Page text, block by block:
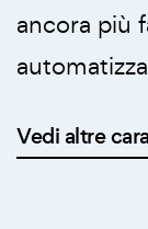
ancora più
Vedi altre